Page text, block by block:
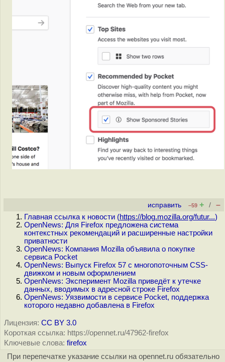
исправить –59 + / –
Главная ссылка к новости (https://blog.mozilla.org/futur...)
OpenNews: Для Firefox предложена система
контекстных рекомендаций и расширенные настройки
приватности
OpenNews: Компания Mozilla объявила о покупке
сервиса Pocket
OpenNews: Выпуск Firefox 57 с многопоточным CSS-
движком и новым оформлением
OpenNews: Эксперимент Mozilla приведёт к утечке
данных, вводимых в адресной строке Firefox
OpenNews: Уязвимости в сервисе Pocket, поддержка
которого недавно добавлена в Firefox
Лицензия: CC BY 3.0
Короткая ссылка: https://opennet.ru/47962-firefox
Ключевые слова: firefox
При перепечатке указание ссылки на opennet.ru обязательно